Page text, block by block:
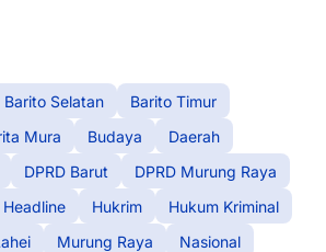
Barito Selatan
Barito Timur
Mura Budaya
Daerah
DPRD Barut
DPRD Murung Raya
Headline Hukrim
Hukum Kriminal
Murung Raya
Nasional